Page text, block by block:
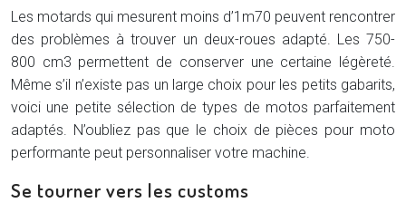
Les motards qui mesurent moins d’1m70 peuvent rencontrer
des problèmes à trouver un deux-roues adapté. Les 750-
800 cm3 permettent de conserver une certaine légèreté.
Même s’il n’existe pas un large choix pour les petits gabarits,
voici une petite sélection de types de motos parfaitement
adaptés. N’oubliez pas que le choix de pièces pour moto
performante peut personnaliser votre machine.
Se tourner vers les customs